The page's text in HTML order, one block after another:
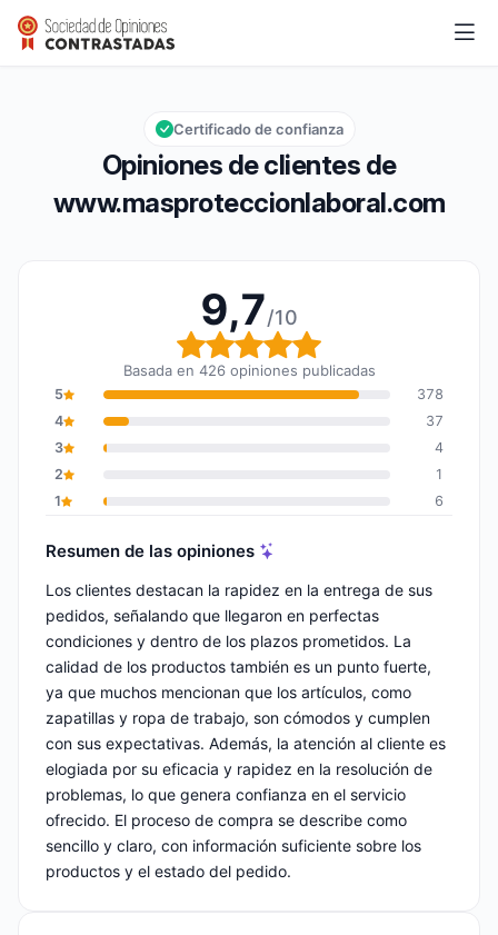
Calificación global: 9,7 de 10
9,7/10
Opiniones de clientes de
www.masproteccionlaboral.com
Certificado de confianza
9,7/10
Calificación global: 9,7
Basada en 426 opiniones publicadas
5
378
4
37
3
4
2
1
1
6
Resumen de las opiniones
Los clientes destacan la rapidez en la entrega de sus
pedidos, señalando que llegaron en perfectas
condiciones y dentro de los plazos prometidos. La
calidad de los productos también es un punto fuerte,
ya que muchos mencionan que los artículos, como
zapatillas y ropa de trabajo, son cómodos y cumplen
con sus expectativas. Además, la atención al cliente es
elogiada por su eficacia y rapidez en la resolución de
problemas, lo que genera confianza en el servicio
ofrecido. El proceso de compra se describe como
sencillo y claro, con información suficiente sobre los
productos y el estado del pedido.